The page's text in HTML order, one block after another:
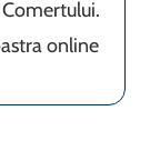
online